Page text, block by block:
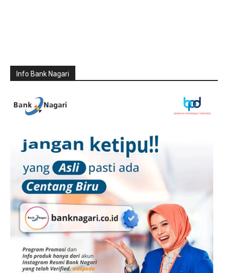
Info Bank Nagari